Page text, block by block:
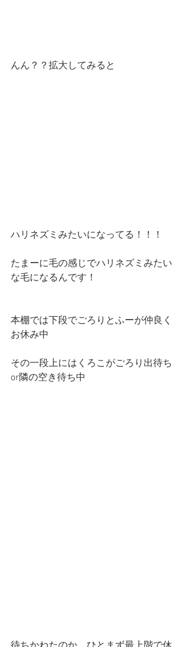
んん？？拡大してみると
ハリネズミみたいになってる！！！
たまーに毛の感じでハリネズミみたい
な毛になるんです！
本棚では下段でごろりとふーが仲良く
お休み中
その一段上にはくろこがごろり出待ち
or隣の空き待ち中